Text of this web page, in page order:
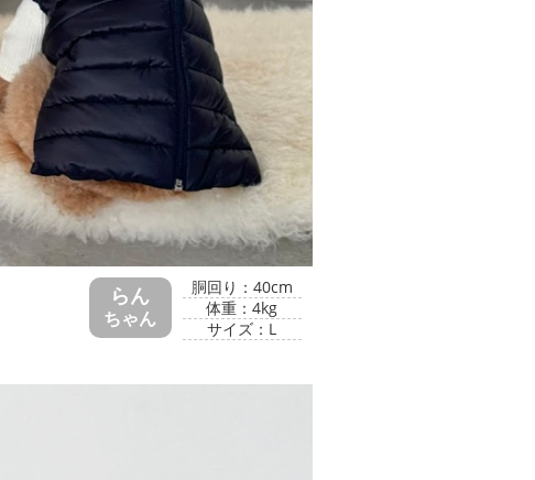
らん
ちゃん
胴回り：40cm
体重：4kg
サイズ：L